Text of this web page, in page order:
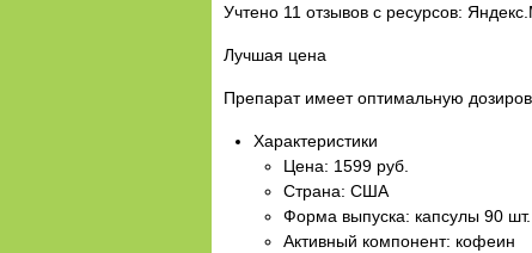
Учтено 11 отзывов с ресурсов:
Лучшая цена
Препарат имеет оптимальную
Характеристики
Цена: 1599 руб.
Страна: США
Форма выпуска: капсулы 90 шт.
Активный компонент: кофеин